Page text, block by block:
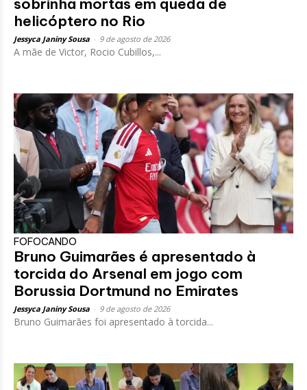
helicóptero no Rio
Jessyca Janiny Sousa 9 de agosto de 2026
A mãe de Victor, Rocio Cubillos,...
FOFOCANDO
Bruno Guimarães é apresentado à
torcida do Arsenal em jogo com
Borussia Dortmund no Emirates
Jessyca Janiny Sousa 9 de agosto de 2026
Bruno Guimarães foi apresentado à torcida...